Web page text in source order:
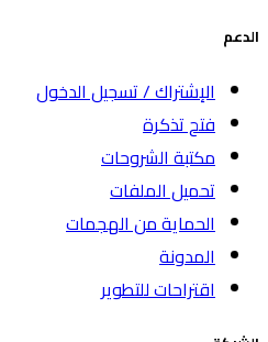
الدعم
الإشتراك / تسجيل الدخول
فتح تذكرة
مكتبة الشروحات
تحميل الملفات
الحماية من الهجمات
المدونة
اقتراحات للتطوير